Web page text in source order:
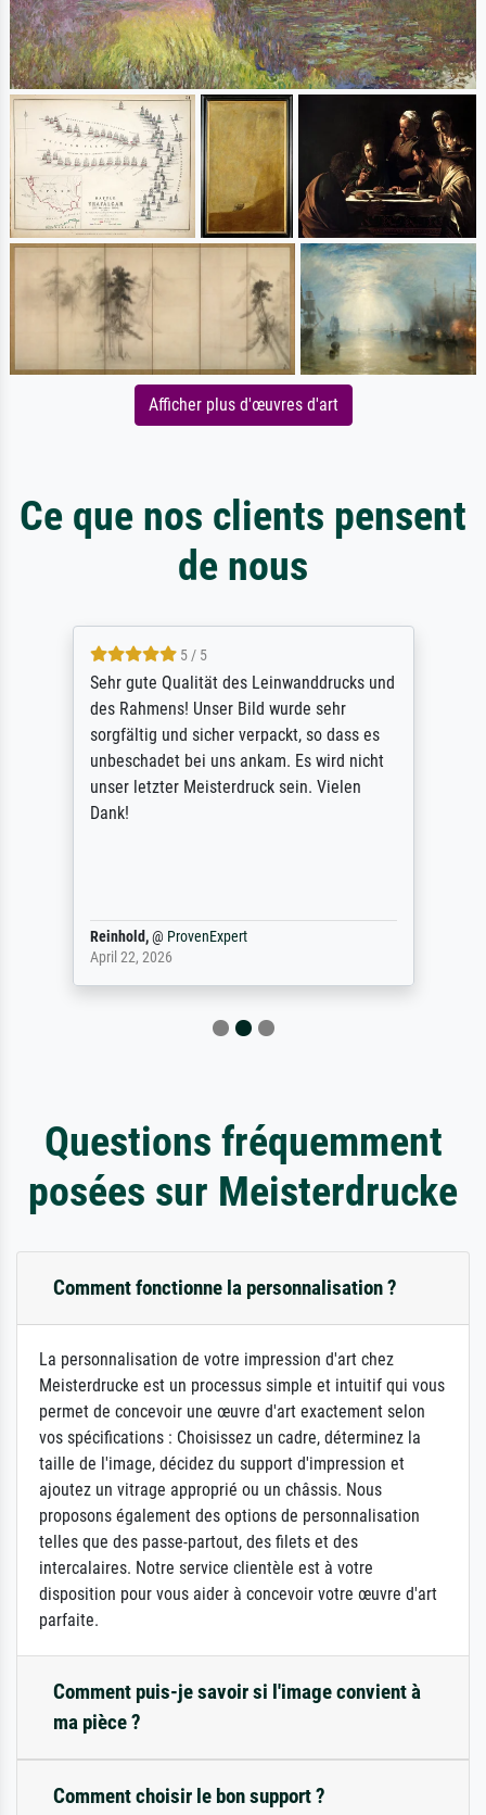
Afficher plus d'œuvres d'art
Ce que nos clients pensent
de nous
5 / 5
Sehr gute Qualität des Leinwanddrucks und
des Rahmens! Unser Bild wurde sehr
sorgfältig und sicher verpackt, so dass es
unbeschadet bei uns ankam. Es wird nicht
unser letzter Meisterdruck sein. Vielen
Dank!
Reinhold,@ ProvenExpert
April 22, 2026
Questions fréquemment
posées sur Meisterdrucke
Comment fonctionne la personnalisation ?
La personnalisation de votre impression d'art chez
Meisterdrucke est un processus simple et intuitif qui vous
permet de concevoir une œuvre d'art exactement selon
vos spécifications : Choisissez un cadre, déterminez la
taille de l'image, décidez du support d'impression et
ajoutez un vitrage approprié ou un châssis. Nous
proposons également des options de personnalisation
telles que des passe-partout, des filets et des
intercalaires. Notre service clientèle est à votre
disposition pour vous aider à concevoir votre œuvre d'art
parfaite.
Comment puis-je savoir si l'image convient à
ma pièce ?
Comment choisir le bon support ?